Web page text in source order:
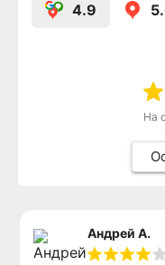
4.9
На
Андрей А.
Развитая
Кафе, рестораны2,5 км